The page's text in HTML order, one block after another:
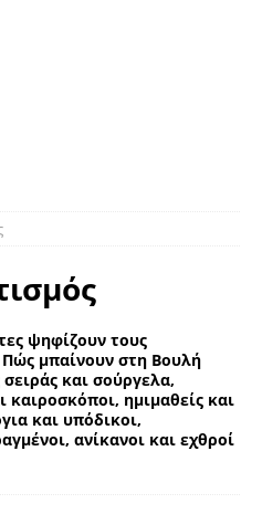
ψηφίζουν τους
Πώς μπαίνουν στη Βουλή
και σούργελα,
καιροσκόποι, ημιμαθείς και
και υπόδικοι,
ανίκανοι και εχθροί